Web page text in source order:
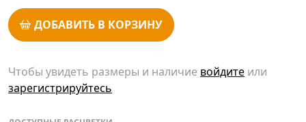
ДОБАВИТЬ В КОРЗИНУ
Чтобы увидеть размеры и наличие войдите или
зарегистрируйтесь